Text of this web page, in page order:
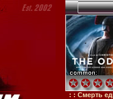
28 лет спустя Смерть